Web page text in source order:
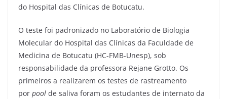
do Hospital das Clínicas de Botucatu.
O teste foi padronizado no Laboratório de Biologia
Molecular do Hospital das Clínicas da Faculdade de
Medicina de Botucatu (HC-FMB-Unesp), sob
responsabilidade da professora Rejane Grotto. Os
primeiros a realizarem os testes de rastreamento
por pool de saliva foram os estudantes de internato da